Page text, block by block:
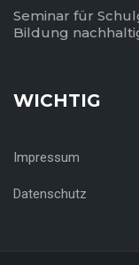
Seminar für
Bildung
WICHTIG
Impressum
Datenschutz